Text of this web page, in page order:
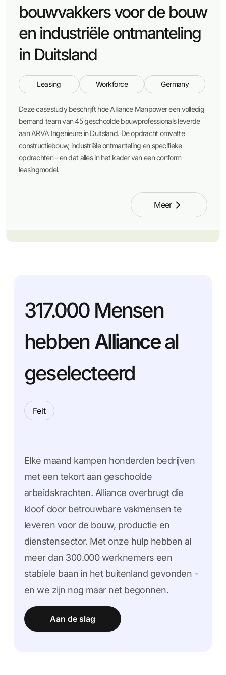
bouwvakkers voor de bouw
en industriële ontmanteling
in Duitsland
Leasing Workforce Germany
Deze casestudy beschrijft hoe Alliance Manpower een volledig
bemand team van 45 geschoolde bouwprofessionals leverde
aan ARVA Ingenieure in Duitsland. De opdracht omvatte
constructiebouw, industriële ontmanteling en specifieke
opdrachten - en dat alles in het kader van een conform
leasingmodel.
Meer
317.000Mensen
hebben Allianceal
geselecteerd
Feit
Elke maand kampen honderden bedrijven
met een tekort aan geschoolde
arbeidskrachten. Alliance overbrugt die
kloof door betrouwbare vakmensen te
leveren voor de bouw, productie en
dienstensector. Met onze hulp hebben al
meer dan 300.000 werknemers een
stabiele baan in het buitenland gevonden -
en we zijn nog maar net begonnen.
Aan de slag